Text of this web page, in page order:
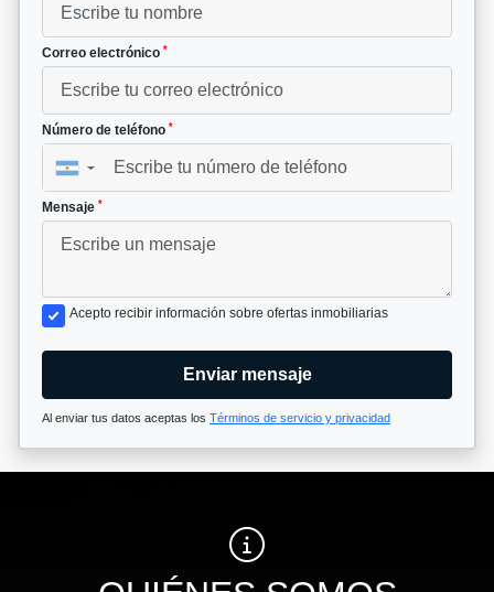
Correo electrónico *
Número de teléfono *
▼
Mensaje *
Acepto recibir información sobre ofertas inmobiliarias
Enviar mensaje
Al enviar tus datos aceptas los Términos de servicio y privacidad